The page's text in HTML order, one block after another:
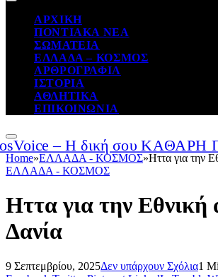
ΑΡΧΙΚΗ
ΠΟΝΤΙΑΚΑ ΝΕΑ
ΣΩΜΑΤΕΙΑ
ΕΛΛΑΔΑ – ΚΟΣΜΟΣ
ΑΡΘΡΟΓΡΑΦΙΑ
ΙΣΤΟΡΙΑ
ΑΘΛΗΤΙΚΑ
ΕΠΙΚΟΙΝΩΝΙΑ
Home»ΕΛΛΑΔΑ - ΚΟΣΜΟΣ»Ηττα για την
ΕΛΛΑΔΑ - ΚΟΣΜΟΣ
Ηττα για την Εθνική
Δανία
9 Σεπτεμβρίου, 2025Δεν υπάρχουν Σχόλια1